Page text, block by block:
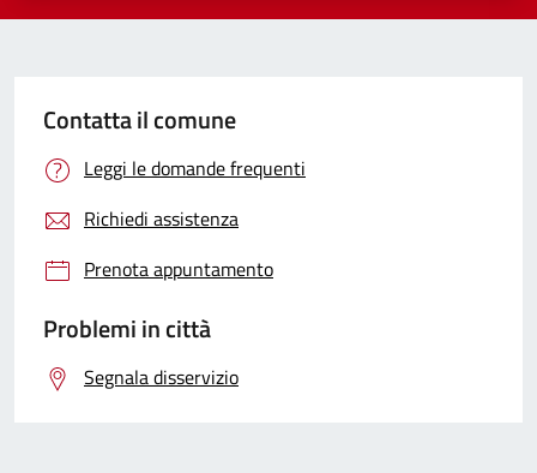
Contatta il comune
Leggi le domande frequenti
Richiedi assistenza
Prenota appuntamento
Problemi in città
Segnala disservizio